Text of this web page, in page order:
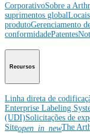
CorporativoSobre a
suprimentos globalLocais
produtoGerenciamento
conformidadePatentes
Recursos
Linha direta de
Enterprise Labeling
(UDI)Solicitações de
Siteopen_in_newThe